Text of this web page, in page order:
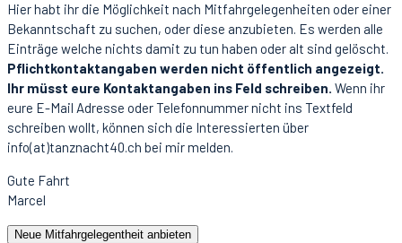
Hier habt ihr die Möglichkeit nach Mitfahrgelegenheiten oder einer
Bekanntschaft zu suchen, oder diese anzubieten. Es werden alle
Einträge welche nichts damit zu tun haben oder alt sind gelöscht.
Pflichtkontaktangaben werden nicht öffentlich angezeigt.
Ihr müsst eure Kontaktangaben ins Feld schreiben. Wenn ihr
eure E-Mail Adresse oder Telefonnummer nicht ins Textfeld
schreiben wollt, können sich die Interessierten über
info(at)tanznacht40.ch bei mir melden.
Gute Fahrt
Marcel
Neue Mitfahrgelegentheit anbieten